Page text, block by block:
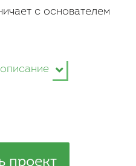
с основателем
проект